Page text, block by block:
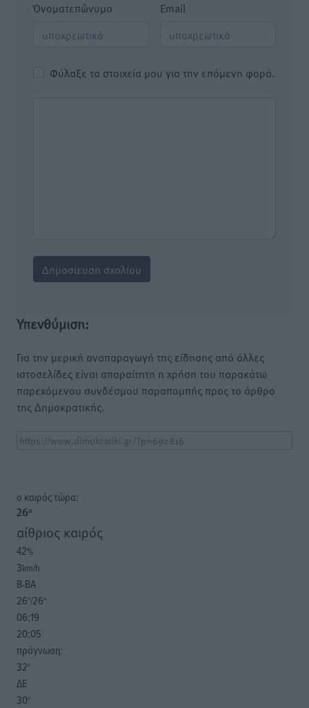
Όνοματεπώνυμο Email
Φύλαξε τα στοιχεία μου για την επόμενη φορά.
Υπενθύμιση:
Για την μερική αναπαραγωγή της είδησης από άλλες
ιστοσελίδες είναι απαραίτητη η χρήση του παρακάτω
παρεχόμενου συνδέσμου παραπομπής προς το άρθρο
της Δημοκρατικής.
o καιρός τώρα:
26°
αίθριος καιρός
42%
3km/h
Β-ΒΑ
26°/26°
06:19
20:05
πρόγνωση:
32°
ΔΕ
30°